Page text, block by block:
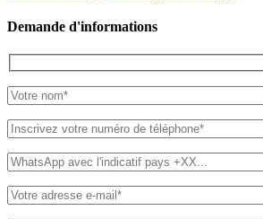
Demande d'informations